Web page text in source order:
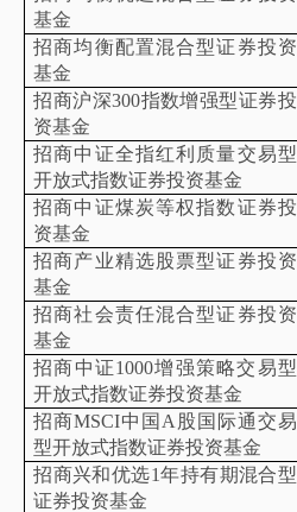
基金
招商均衡配置混合型证券投资
基金
招商沪深300指数增强型证券投
资基金
招商中证全指红利质量交易型
开放式指数证券投资基金
招商中证煤炭等权指数证券投
资基金
招商产业精选股票型证券投资
基金
招商社会责任混合型证券投资
基金
招商中证1000增强策略交易型
开放式指数证券投资基金
招商MSCI中国A股国际通交易
型开放式指数证券投资基金
招商兴和优选1年持有期混合型
证券投资基金